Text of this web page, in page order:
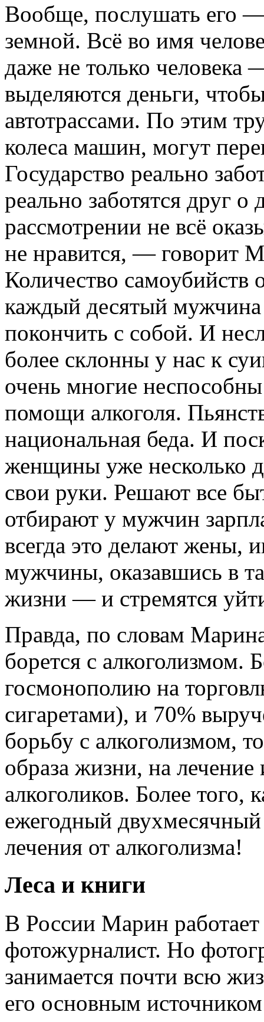
Вообще, послушать его
земной. Всё во имя
даже не только человека
выделяются деньги,
автотрассами. По этим
колеса машин, могут
Государство реально
реально заботятся друг
рассмотрении не всё
не нравится, — говорит
Количество самоубийств
каждый десятый
покончить с собой. И
более склонны у нас к
очень многие
помощи алкоголя.
национальная беда. И
женщины уже несколько
свои руки. Решают все
отбирают у мужчин
всегда это делают жены,
мужчины, оказавшись в
жизни — и стремятся
Правда, по словам
борется с алкоголизмом.
госмонополию на
сигаретами), и 70%
борьбу с алкоголизмом,
образа жизни, на
алкоголиков. Более
ежегодный
лечения от алкоголизма!
Леса и книги
В России Марин
фотожурналист. Но
занимается почти всю
его основным